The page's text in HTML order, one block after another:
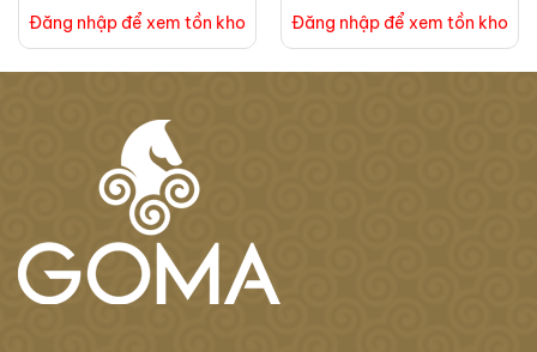
Đăng nhập để xem tồn kho Đăng nhập để xem tồn kho